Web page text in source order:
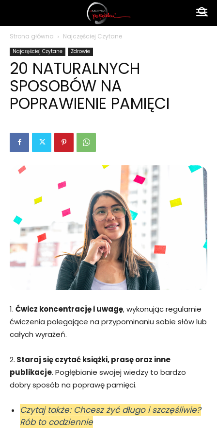
polsku
Strona główna Najczęściej Czytane
Najczęściej Czytane Zdrowie
20 NATURALNYCH
SPOSOBÓW NA
POPRAWIENIE PAMIĘCI
1. Ćwicz koncentrację i uwagę, wykonując regularnie
ćwiczenia polegające na przypominaniu sobie słów lub
całych wyrażeń.
2. Staraj się czytać książki, prasę oraz inne
publikacje. Pogłębianie swojej wiedzy to bardzo
dobry sposób na poprawę pamięci.
Czytaj także: Chcesz żyć długo i szczęśliwie?
Rób to codziennie